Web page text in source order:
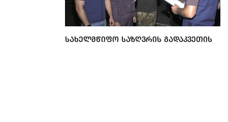
ᲡᲐᲮᲔᲚᲛᲬᲘᲤᲝ ᲡᲐᲖᲦᲕᲠᲘᲡ ᲒᲐᲓᲐᲙᲕᲔᲗᲘᲡ